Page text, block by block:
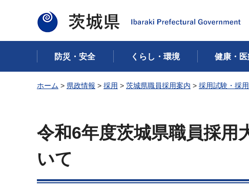
茨城県
防災・安全 くらし・環境 健康・
ホーム > 県政情報 > 採用 > 茨城県職員採用案内 > 採用試験・採
令和6年度茨城県職員採用
いて